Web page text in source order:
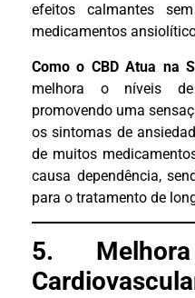
efeitos calmantes
medicamentos
Como o CBD Atua na
melhora o níveis
promovendo uma
os sintomas de
de muitos
causa dependência,
para o tratamento de
5.